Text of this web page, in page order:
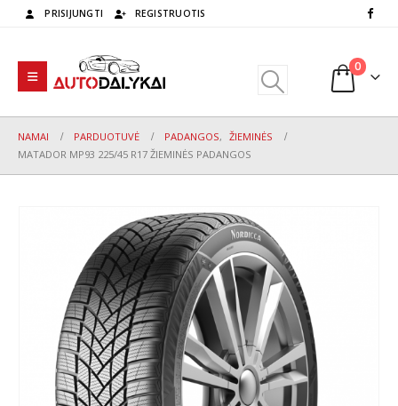
PRISIJUNGTI REGISTRUOTIS
0
NAMAI PARDUOTUVĖ PADANGOS, ŽIEMINĖS
MATADOR MP93 225/45 R17 ŽIEMINĖS PADANGOS